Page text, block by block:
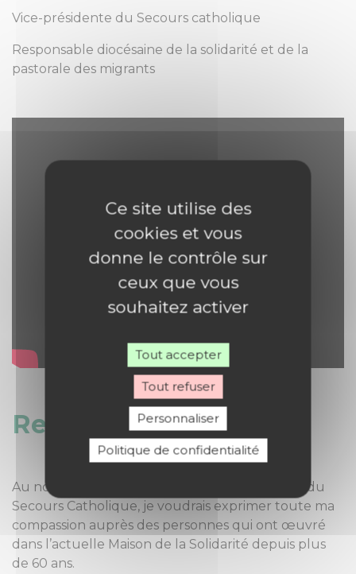
Vice-présidente du Secours catholique
Responsable diocésaine de la solidarité et de la
pastorale des migrants
Remerciements
Au nom du diocèse de Belfort-Montbéliard et du
Secours Catholique, je voudrais exprimer toute ma
compassion auprès des personnes qui ont œuvré
dans l’actuelle Maison de la Solidarité depuis plus
de 60 ans.
Ce site utilise des
cookies et vous
donne le contrôle sur
ceux que vous
souhaitez activer
Tout accepter
Tout refuser
Personnaliser
Politique de confidentialité